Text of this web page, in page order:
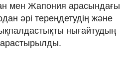
мен Жапония арасындағы
әрі тереңдетудің және
нығайтудың